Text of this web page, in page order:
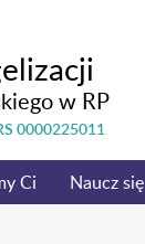
w RP
0000225011
Ci Naucz się